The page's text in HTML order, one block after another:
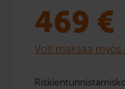
469 €
Voit maksaa